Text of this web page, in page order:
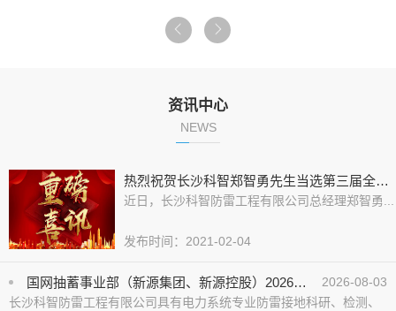
资讯中心
NEWS
热烈祝贺长沙科智郑智勇先生当选第三届全国雷电防护标准技术委员会成员
发布时间：2021-02-04
近日，长沙科智防雷工程有限公司总经理郑智勇...
国网抽蓄事业部（新源集团、新源控股）2026年下半年重点工作推进会召开
2026-08-03
长沙科智防雷工程有限公司具有电力系统专业防雷接地科研、检测、